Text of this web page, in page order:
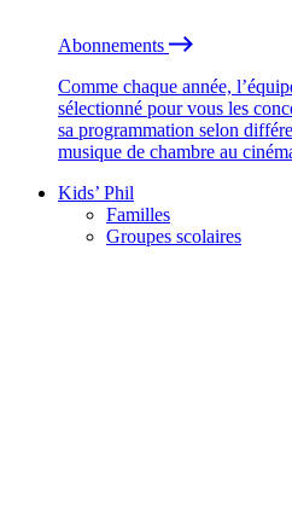
Abonnements
Comme chaque année,
sélectionné pour vous les
sa programmation selon
musique de chambre au
Kids’ Phil
Familles
Groupes scolaires